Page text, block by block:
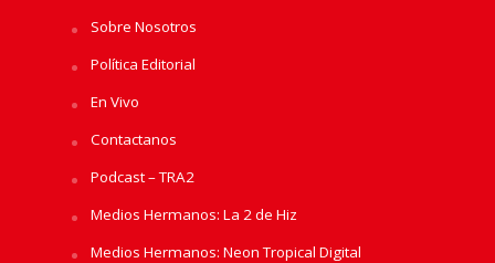
Sobre Nosotros
Política Editorial
En Vivo
Contactanos
Podcast – TRA2
Medios Hermanos: La 2 de Hiz
Medios Hermanos: Neon Tropical Digital